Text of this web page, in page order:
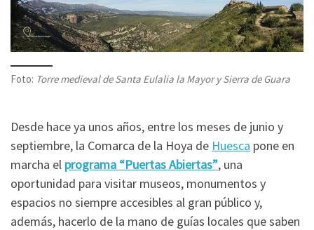
Foto: Torre medieval de Santa Eulalia la Mayor y Sierra de Guara
Desde hace ya unos años, entre los meses de junio y
septiembre, la Comarca de la Hoya de Huesca pone en
marcha el programa “Puertas Abiertas”, una
oportunidad para visitar museos, monumentos y
espacios no siempre accesibles al gran público y,
además, hacerlo de la mano de guías locales que saben